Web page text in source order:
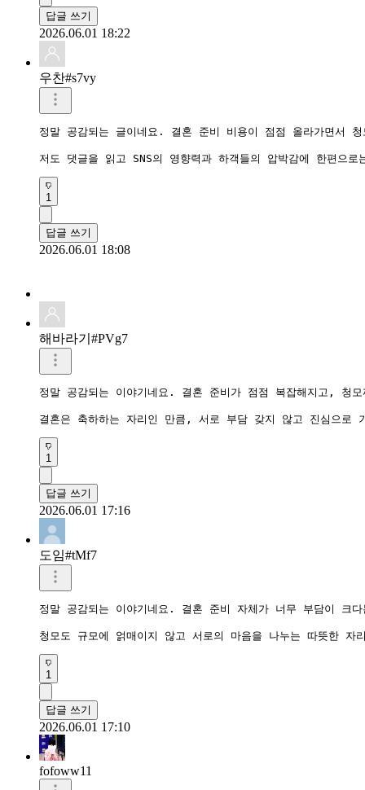
답글 쓰기
2026.06.01 18:22
우찬#s7vy
정말 공감되는 글이네요. 결혼 준비 비용이 점점 올라가면서
저도 댓글을 읽고 SNS의 영향력과 하객들의 압박감에 한편으
1
답글 쓰기
2026.06.01 18:08
해바라기#PVg7
정말 공감되는 이야기네요. 결혼 준비가 점점 복잡해지고, 청
결혼은 축하하는 자리인 만큼, 서로 부담 갖지 않고 진심으로
1
답글 쓰기
2026.06.01 17:16
도임#tMf7
정말 공감되는 이야기네요. 결혼 준비 자체가 너무 부담이 크
청모도 규모에 얽매이지 않고 서로의 마음을 나누는 따뜻한 자
1
답글 쓰기
2026.06.01 17:10
fofoww11